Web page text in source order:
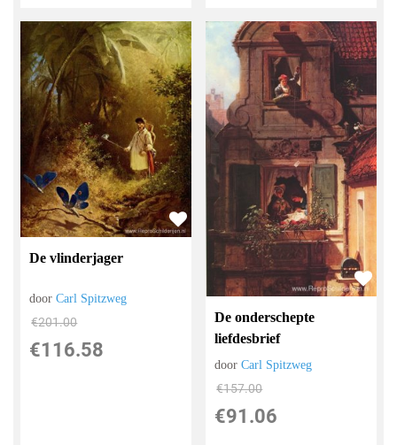
De vlinderjager
doorCarl Spitzweg
€201.00
€116.58
De onderschepte
liefdesbrief
doorCarl Spitzweg
€157.00
€91.06